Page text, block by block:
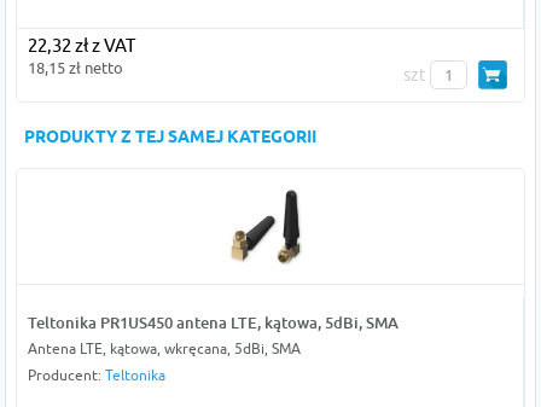
22,32 zł z VAT
18,15 zł netto szt
PRODUKTY Z TEJ SAMEJ KATEGORII
Teltonika PR1US450 antena LTE, kątowa, 5dBi, SMA
Antena LTE, kątowa, wkręcana, 5dBi, SMA
Producent: Teltonika